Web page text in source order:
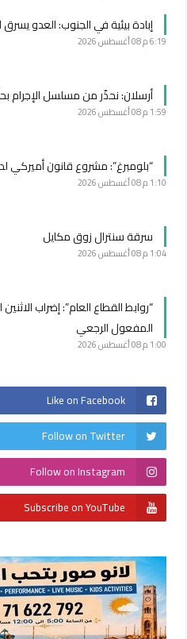
إبادة بيئية في الجنوب: العدو يسرق
6:19 م 08 أغسطس 2026
أرسلان: نحذّر من مسلسل الإجرام
1:59 م 08 أغسطس 2026
“بلومبرغ”: مشروع قانون أميركي
1:10 م 08 أغسطس 2026
سرقة سنترال زوق مكايل
1:04 م 08 أغسطس 2026
“روابط القطاع العام”: إضراب
المفعول الرجعي
1:00 م 08 أغسطس 2026
Like on Facebook
Follow on Twitter
Follow on Instagram
Subscribe on YouTube